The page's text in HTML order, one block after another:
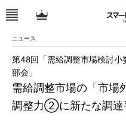
ニュース
需給調整市場の「市場
調整力②に新たな調達
第48回「需給調整市場検討
部会」